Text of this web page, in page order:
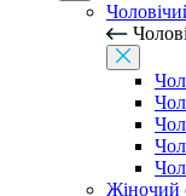
Жіночий